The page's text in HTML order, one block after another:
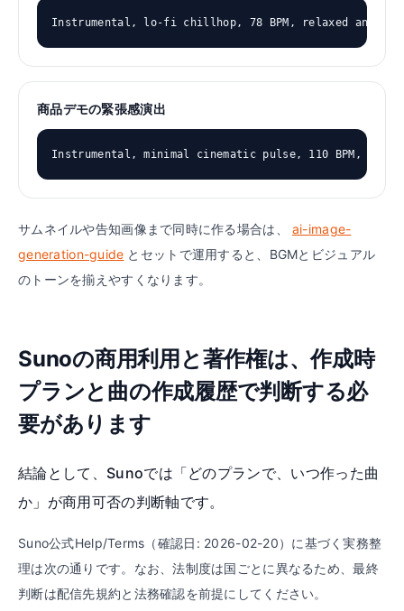
Instrumental, lo-fi chillhop, 78 BPM, relaxed and
商品デモの緊張感演出
Instrumental, minimal cinematic pulse, 110 BPM,
サムネイルや告知画像まで同時に作る場合は、
ai-image-
generation-guide とセットで運用すると、BGMとビジュアル
のトーンを揃えやすくなります。
Sunoの商用利用と著作権は、作成時
プランと曲の作成履歴で判断する必
要があります
結論として、Sunoでは「どのプランで、いつ作った曲
か」が商用可否の判断軸です。
Suno公式Help/Terms（確認日: 2026-02-20）に基づく実務整
理は次の通りです。なお、法制度は国ごとに異なるため、最終
判断は配信先規約と法務確認を前提にしてください。